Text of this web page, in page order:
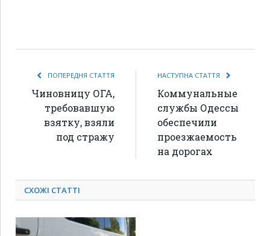
ПОПЕРЕДНЯ СТАТТЯ
Чиновницу ОГА,
требовавшую
взятку, взяли
под стражу
НАСТУПНА СТАТТЯ
Коммунальные
службы Одессы
обеспечили
проезжаемость
на дорогах
СХОЖІ СТАТТІ